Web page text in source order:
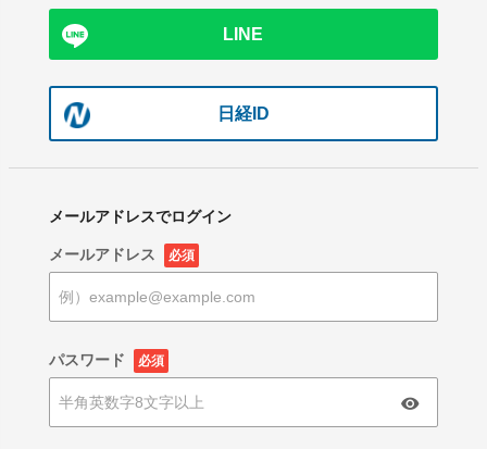
LINE
日経ID
メールアドレスでログイン
メールアドレス 必須
パスワード 必須